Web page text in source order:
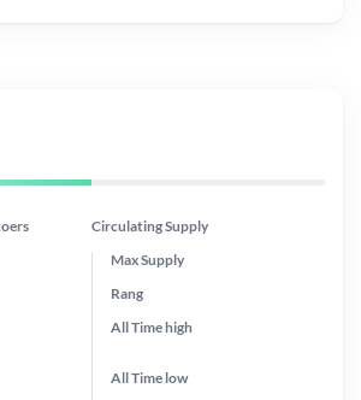
Circulating Supply
Max Supply
Rang
All Timehigh
All Time low